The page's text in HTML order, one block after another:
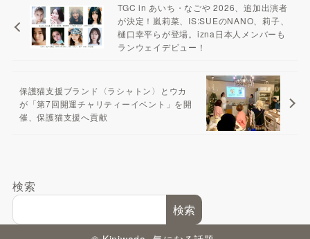
TGC in あいち・なごや 2026、追加出演者
が決定！嵐莉菜、IS:SUEのNANO、莉子、
樋口幸平らが登場。izna日本人メンバーも
ランウェイデビュー！
保護猫支援ブランド〈ラシャトン〉とウカ
が「第7回開運チャリティーイベント」を開
催、保護猫支援へ貢献
検索
検索